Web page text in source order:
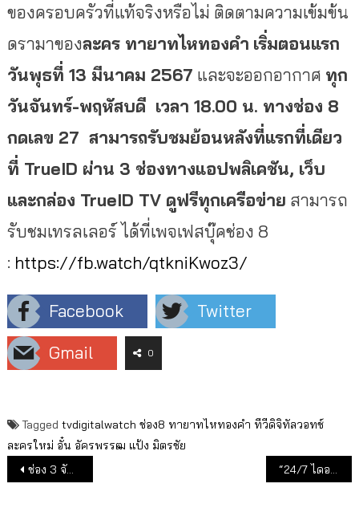
ของครอบครัวที่แท้จริงหรือไม่ ติดตามความเข้มข้น
ดรามาของละคร ทายาทไหทองคำ เริ่มตอนแรก
วันพุธที่ 13 มีนาคม 2567 และจะออกอากาศ ทุก
วันจันทร์-พฤหัสบดี เวลา 18.00 น. ทางช่อง 8
กดเลข 27 สามารถรับชมย้อนหลังที่แรกที่เดียว
ที่ TrueID ผ่าน 3 ช่องทางแอปพลิเคชัน, เว็บ
และกล่อง TrueID TV ดูฟรีทุกเครือข่าย สามารถ
รับชมเทรลเลอร์ ได้ที่เพจเฟสบุ๊คช่อง 8
: https://fb.watch/qtkniKwoz3/
Facebook
Twitter
Gmail
0
Tagged tvdigitalwatch ช่อง8 ทายาทไหทองคำ ทีวีดิจิทัลวอทช์
ละครใหม่ อั๋น อัครพรรฒ แป้ง มิตรชัย
แนะแนวเรื่อง
ช่อง 3 จัดกิจกรรม “ของแลกแต้ม” ช่วยเหลือสังคมและได้ประโยชน์ต่อสิ่งแวดล้อม “24/7 ไดอารีคนข่าว” ชวนเกาะติดมุมอันซีนสุดเอ็กซ์คลูซีฟ ของ 2 ผู้ประกาศข่าว “ปุ๊ก-นภัสกรณ์” และ “จินนี่-ณิชารีย์”